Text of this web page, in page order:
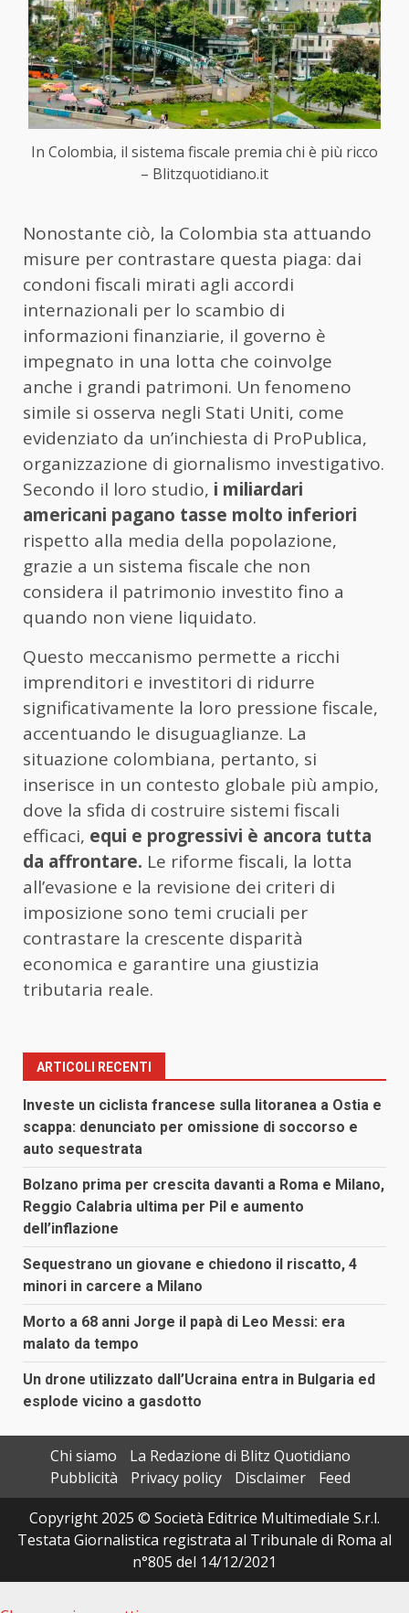
In Colombia, il sistema fiscale premia chi è più ricco
– Blitzquotidiano.it
Nonostante ciò, la Colombia sta attuando
misure per contrastare questa piaga: dai
condoni fiscali mirati agli accordi
internazionali per lo scambio di
informazioni finanziarie, il governo è
impegnato in una lotta che coinvolge
anche i grandi patrimoni. Un fenomeno
simile si osserva negli Stati Uniti, come
evidenziato da un’inchiesta di ProPublica,
organizzazione di giornalismo investigativo.
Secondo il loro studio, i miliardari
americani pagano tasse molto inferiori
rispetto alla media della popolazione,
grazie a un sistema fiscale che non
considera il patrimonio investito fino a
quando non viene liquidato.
Questo meccanismo permette a ricchi
imprenditori e investitori di ridurre
significativamente la loro pressione fiscale,
accentuando le disuguaglianze. La
situazione colombiana, pertanto, si
inserisce in un contesto globale più ampio,
dove la sfida di costruire sistemi fiscali
efficaci, equi e progressivi è ancora tutta
da affrontare. Le riforme fiscali, la lotta
all’evasione e la revisione dei criteri di
imposizione sono temi cruciali per
contrastare la crescente disparità
economica e garantire una giustizia
tributaria reale.
ARTICOLI RECENTI
Investe un ciclista francese sulla litoranea a Ostia e
scappa: denunciato per omissione di soccorso e
auto sequestrata
Bolzano prima per crescita davanti a Roma e Milano,
Reggio Calabria ultima per Pil e aumento
dell’inflazione
Sequestrano un giovane e chiedono il riscatto, 4
minori in carcere a Milano
Morto a 68 anni Jorge il papà di Leo Messi: era
malato da tempo
Un drone utilizzato dall’Ucraina entra in Bulgaria ed
esplode vicino a gasdotto
Chi siamo
La Redazione di Blitz Quotidiano
Pubblicità
Privacy policy Disclaimer
Feed
Copyright 2025 © Società Editrice Multimediale S.r.l.
Testata Giornalistica registrata al Tribunale di Roma al
n°805 del 14/12/2021